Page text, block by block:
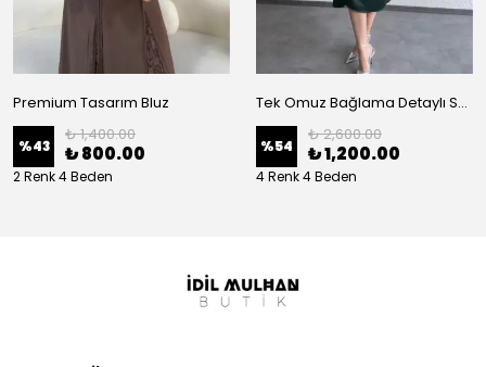
Premium Tasarım Bluz
%43
₺ 1,400.00
₺ 800.00
2 Renk 4 Beden
Tek Omuz Bağlama Detaylı Saten Elbise
%54
₺ 2,600.00
₺ 1,200.00
4 Renk 4 Beden